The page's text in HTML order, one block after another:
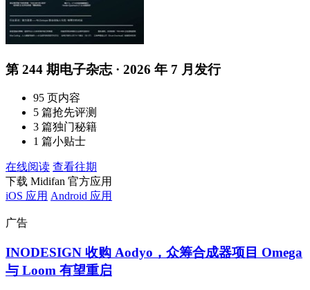
第 244 期电子杂志 · 2026 年 7 月发行
95 页内容
5 篇抢先评测
3 篇独门秘籍
1 篇小贴士
在线阅读 查看往期
下载 Midifan 官方应用
iOS 应用 Android 应用
广告
INODESIGN 收购 Aodyo，众筹合成器项目 Omega
与 Loom 有望重启